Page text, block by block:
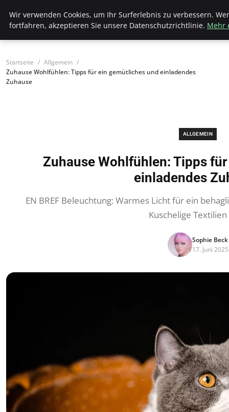
Bistro Grammophon
Startseite
Allgemein
Zuhause Wohlfühlen: Tipps für ein gemütliches und einladendes
Zuhause
ALLGEMEIN
Zuhause Wohlfühlen: Tipps
einladendes
EN BREF Beleuchtung: Warmes Licht für ein
Kuschelige
Sophie Beck
17. Juni 2025
Wir verwenden Cookies, um Ihr Surferlebnis zu verbessern.
fortfahren, akzeptieren Sie unsere Datenschutzrichtlinie. Mehr